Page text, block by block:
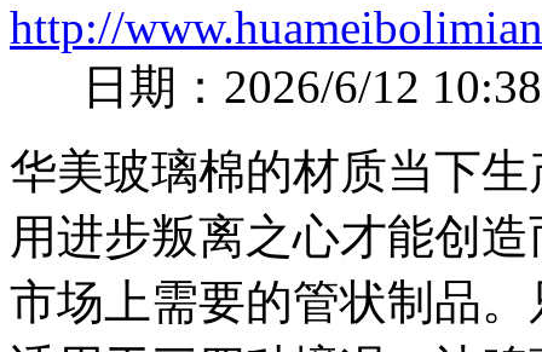
http://
日期：2026/6/12
华美玻璃棉的材质当下
用进步叛离之心才能创
市场上需要的管状制品